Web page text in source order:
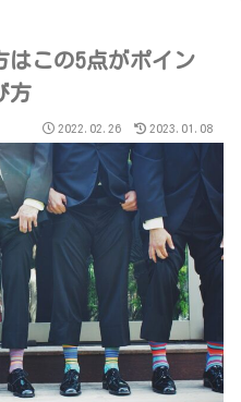
はこの5点がポイン
方
2022.02.26 2023.01.08